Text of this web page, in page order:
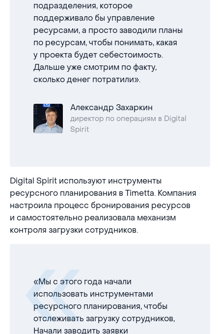
подразделения, которое
поддерживало бы управление
ресурсами, а просто заводили планы
по ресурсам, чтобы понимать, какая
у проекта будет себестоимость.
Дальше уже смотрим по факту,
сколько денег потратили».
Александр Захаркин
директор по операциям в Digital
Spirit
Digital Spirit используют инструменты
ресурсного планирования в Timetta. Компания
настроила процесс бронирования ресурсов
и самостоятельно реализовала механизм
контроля загрузки сотрудников.
«Мы с этого года начали
использовать инструментами
ресурсного планирования, чтобы
отслеживать загрузку сотрудников,
Начали заводить заявки